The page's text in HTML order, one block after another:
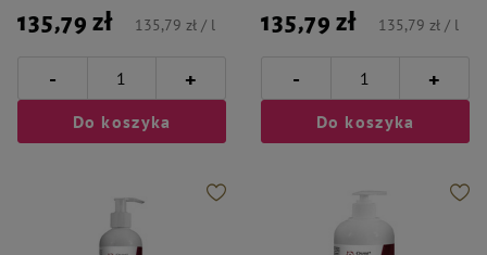
135,79 zł 135,79 zł / l
- +
Do koszyka
135,79 zł 135,79 zł / l
- +
Do koszyka